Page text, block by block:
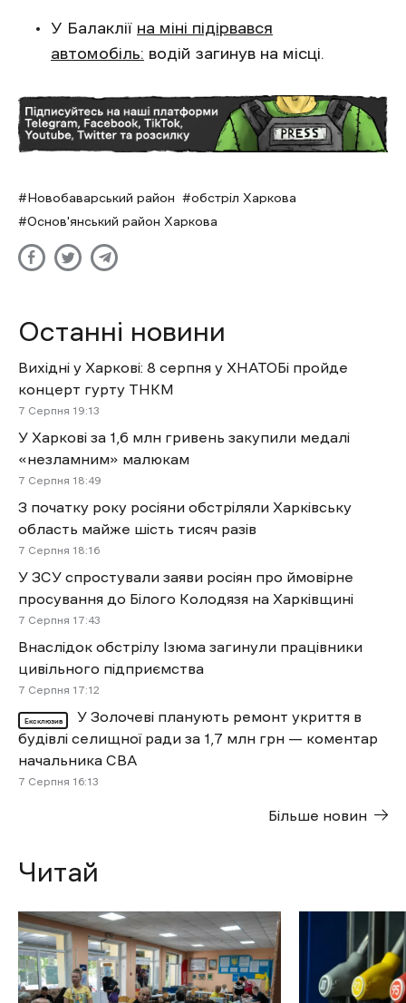
У Балаклії на міні підірвався
автомобіль: водій загинув на місці.
Новобаварський район
обстріл Харкова
Основ'янський район Харкова
Останні новини
Вихідні у Харкові: 8 серпня у ХНАТОБі пройде
концерт гурту ТНКМ
7 Cерпня 19:13
У Харкові за 1,6 млн гривень закупили медалі
«незламним» малюкам
7 Cерпня 18:49
З початку року росіяни обстріляли Харківську
область майже шість тисяч разів
7 Cерпня 18:16
У ЗСУ спростували заяви росіян про ймовірне
просування до Білого Колодязя на Харківщині
7 Cерпня 17:43
Внаслідок обстрілу Ізюма загинули працівники
цивільного підприємства
7 Cерпня 17:12
Ексклюзив
У Золочеві планують ремонт укриття в
будівлі селищної ради за 1,7 млн грн — коментар
начальника СВА
7 Cерпня 16:13
Більше новин
Читай